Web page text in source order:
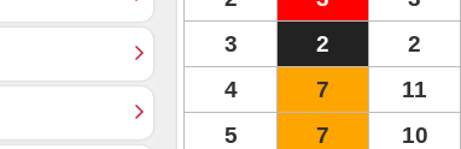
3
2 2
4
7 11
5
7 10